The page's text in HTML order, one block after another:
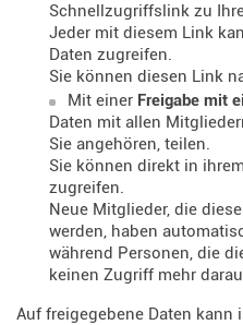
Schnellzugriffslink zu
Jeder mit diesem Link
Daten zugreifen.
Sie können diesen Link
Mit einer Freigabe mit
Daten mit allen
Sie angehören, teilen.
Sie können direkt in
zugreifen.
Neue Mitglieder, die
werden, haben
während Personen, die
keinen Zugriff mehr
Auf freigegebene Daten kann